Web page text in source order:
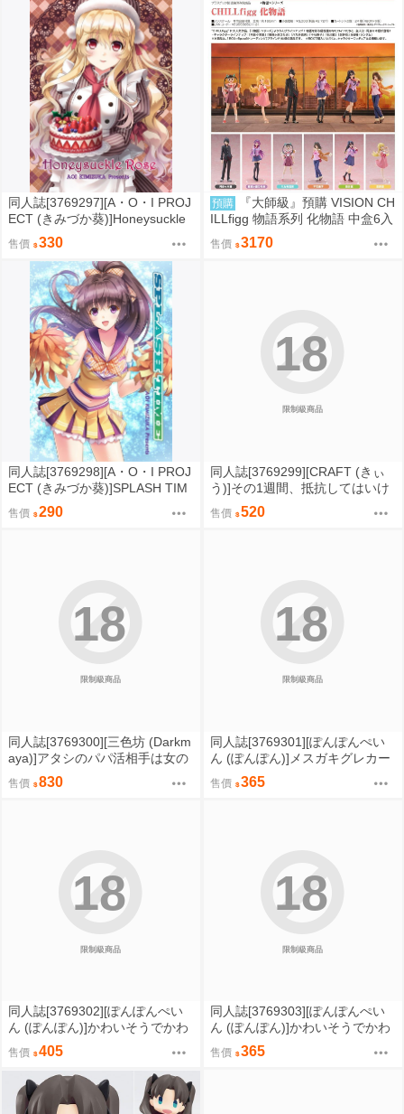
同人誌[3769297][A・O・I PROJ
ECT (きみづか葵)]Honeysuckle
Rose (原創)
售價 330
預購
『大師級』預購 VISION CH
ILLfigg 物語系列 化物語 中盒6入
售價 3170
同人誌[3769298][A・O・I PROJ
ECT (きみづか葵)]SPLASH TIM
E (原創)
售價 290
限制級商品
18
同人誌[3769299][CRAFT (きぃ
う)]その1週間、抵抗してはいけ
ない。後編 (原創)
售價 520
限制級商品
18
同人誌[3769300][三色坊 (Darkm
aya)]アタシのパパ活相手は女の
子向けアニメ大友 (原創)
售價 830
限制級商品
18
同人誌[3769301][ぽんぽんぺい
ん (ぽんぽん)]メスガキグレカー
レちゃんにスキ放題されちゃう
本 (艦隊收藏)
售價 365
限制級商品
18
同人誌[3769302][ぽんぽんぺい
ん (ぽんぽん)]かわいそうでかわ
いい 日奈ちゃんの場合 (原創)
售價 405
限制級商品
18
同人誌[3769303][ぽんぽんぺい
ん (ぽんぽん)]かわいそうでかわ
いい (原創)
售價 365